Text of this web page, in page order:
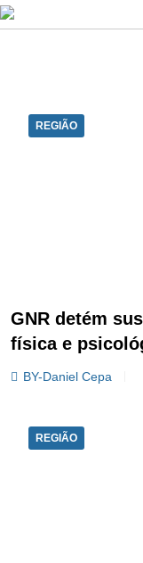
REGIÃO
GNR detém
física e
BY-Daniel Cepa
REGIÃO